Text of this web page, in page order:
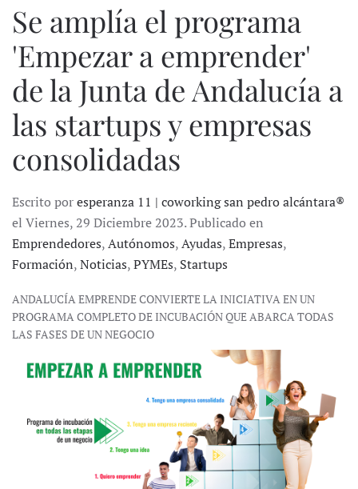
Se amplía el programa
'Empezar a emprender'
de la Junta de Andalucía a
las startups y empresas
consolidadas
Escrito poresperanza 11 | coworking san pedro alcántara®
el Viernes, 29 Diciembre 2023. Publicado en
Emprendedores,Autónomos,Ayudas,Empresas,
Formación,Noticias,PYMEs, Startups
ANDALUCÍA EMPRENDE CONVIERTE LA INICIATIVA EN UN
PROGRAMA COMPLETO DE INCUBACIÓN QUE ABARCA TODAS
LAS FASES DE UN NEGOCIO